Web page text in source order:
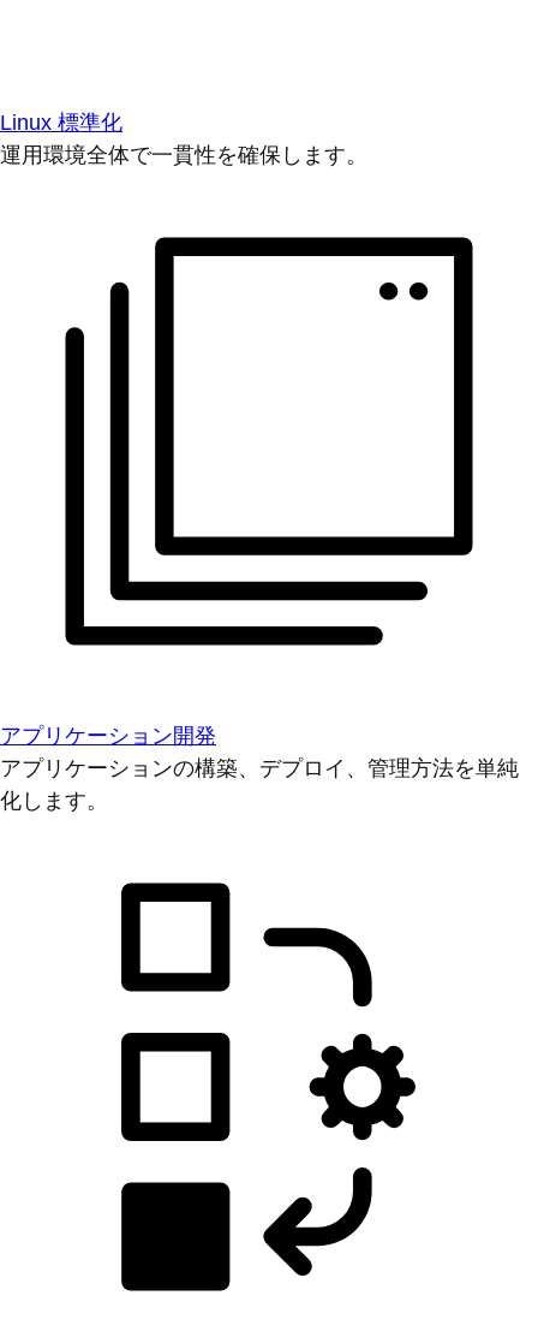
Linux 標準化
運用環境全体で一貫性を確保します。
アプリケーション開発
アプリケーションの構築、デプロイ、管理方法を単純
化します。